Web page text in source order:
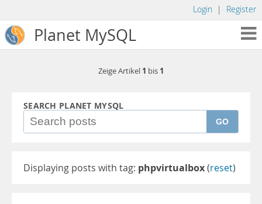
Login | Register
Planet MySQL
Zeige Artikel 1 bis 1
SEARCH PLANET MYSQL
GO
Displaying posts with tag: phpvirtualbox(reset)